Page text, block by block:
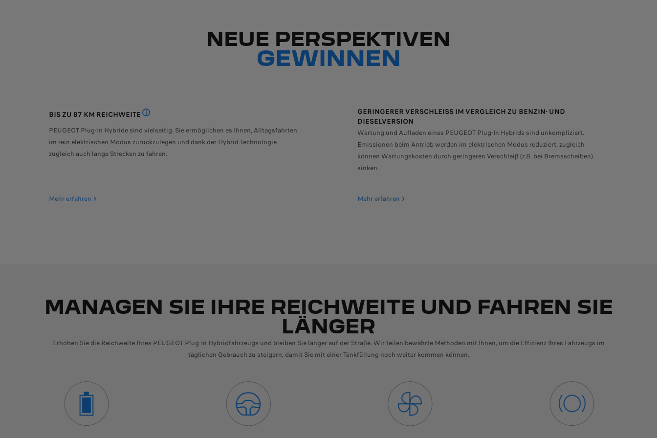
NEUE PERSPEKTIVEN
GEWINNEN
BIS ZU 87 KM REICHWEITE
PEUGEOT 308 SW PLUG-IN HYBRID 180 E-EAT8 STOP & START, 133 KW (180 PS): KRAFTSTOFFVERBRAUCH (GEWICHTET, KOMBINIERT) IN L/
PEUGEOT Plug-In Hybride sind vielseitig. Sie ermöglichen es Ihnen, Alltagsfahrten
im rein elektrischen Modus zurückzulegen und dank der Hybrid-Technologie
zugleich auch lange Strecken zu fahren.
GERINGERER VERSCHLEISS IM VERGLEICH ZU BENZIN- UND D
IESELVERSION
Wartung und Aufladen eines PEUGEOT Plug-In Hybrids sind unkompliziert.
Emissionen beim Antrieb werden im elektrischen Modus reduziert, zugleich
können Wartungskosten durch geringeren Verschleiß (z.B. bei Bremsscheiben)
sinken.
Mehr erfahren Mehr erfahren
MANAGEN SIE IHRE REICHWEITE UND FAHREN SIE
LÄNGER
Erhöhen Sie die Reichweite Ihres PEUGEOT Plug-In Hybridfahrzeugs und bleiben Sie länger auf der Straße. Wir teilen bewährte Methoden mit Ihnen, um die Effizienz Ihres Fahrzeugs im
täglichen Gebrauch zu steigern, damit Sie mit einer Tankfüllung noch weiter kommen können.